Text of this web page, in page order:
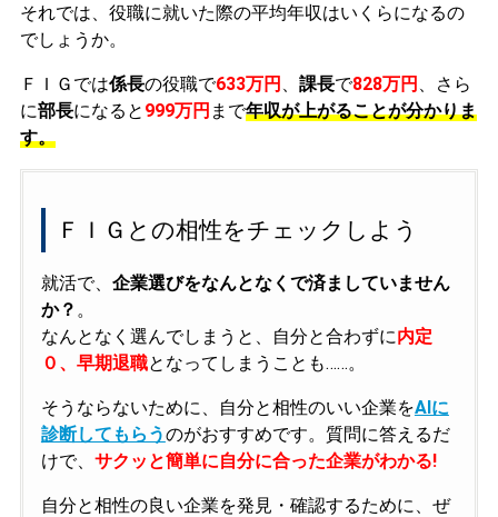
それでは、役職に就いた際の平均年収はいくらになるの
でしょうか。
ＦＩＧでは係長の役職で633万円 課長で828万円
、さら
に部長になると 999万円 まで年収が上がることが分かりま
す。
ＦＩＧとの相性をチェックしよう
就活で、 企業選びをなんとなくで済ましていません
か？ 。
なんとなく選んでしまうと、自分と合わずに内定
０、早期退職となってしまうことも……。
そうならないために、自分と相性のいい企業をAIに
診断してもらうのがおすすめです。質問に答えるだ
けで、 サクッと簡単に自分に合った企業がわかる!
自分と相性の良い企業を発見・確認するために、ぜ